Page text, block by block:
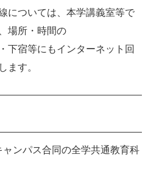
については、本学講義室等で
場所・時間の
下宿等にもインターネット回
ます。
ンパス合同の全学共通教育科